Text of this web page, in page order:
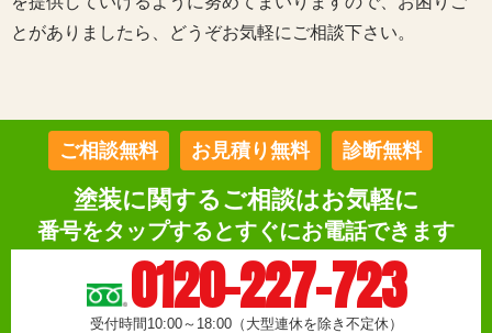
とがありましたら、どうぞお気軽にご相談下さい。
ご相談無料 お見積り無料 診断無料
塗装に関するご相談はお気軽に
番号をタップするとすぐにお電話できます
0120-227-723
受付時間10:00～18:00（大型連休を除き不定休）